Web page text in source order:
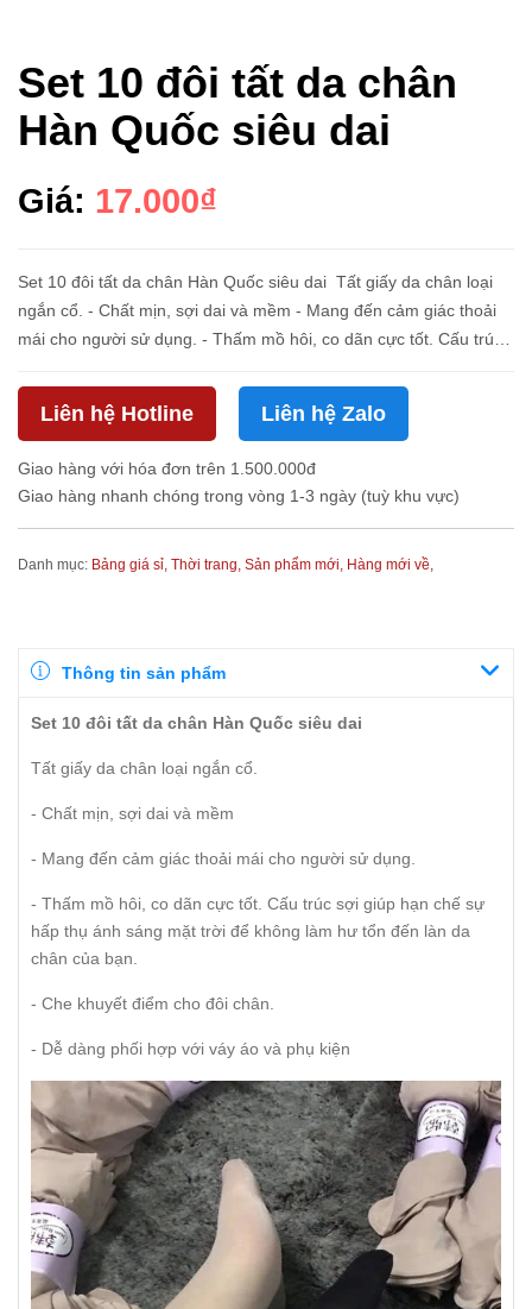
Set 10 đôi tất da chân
Hàn Quốc siêu dai
Giá: 17.000₫
Set 10 đôi tất da chân Hàn Quốc siêu dai Tất giấy da chân loại
ngắn cổ. - Chất mịn, sợi dai và mềm - Mang đến cảm giác thoải
mái cho người sử dụng. - Thấm mồ hôi, co dãn cực tốt. Cấu trúc
Liên hệ Hotline Liên hệ Zalo
Giao hàng với hóa đơn trên 1.500.000đ
Giao hàng nhanh chóng trong vòng 1-3 ngày (tuỳ khu vực)
Danh mục: Bảng giá sỉ, Thời trang, Sản phẩm mới, Hàng mới về,
Thông tin sản phẩm
Set 10 đôi tất da chân Hàn Quốc siêu dai
Tất giấy da chân loại ngắn cổ.
- Chất mịn, sợi dai và mềm
- Mang đến cảm giác thoải mái cho người sử dụng.
- Thấm mồ hôi, co dãn cực tốt. Cấu trúc sợi giúp hạn chế sự
hấp thụ ánh sáng mặt trời để không làm hư tổn đến làn da
chân của bạn.
- Che khuyết điểm cho đôi chân.
- Dễ dàng phối hợp với váy áo và phụ kiện